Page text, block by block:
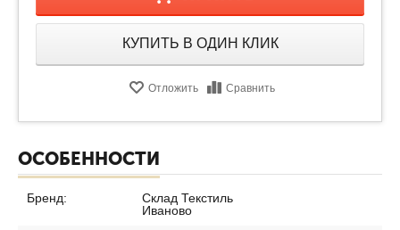
КУПИТЬ В ОДИН КЛИК
Отложить Сравнить
ОСОБЕННОСТИ
Бренд:
Склад Текстиль
Иваново